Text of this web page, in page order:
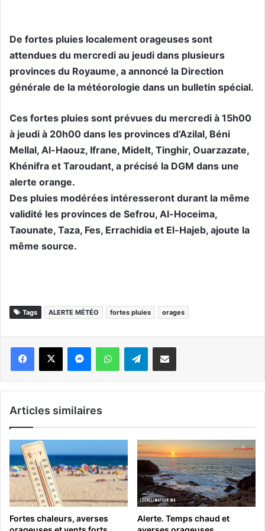
De fortes pluies localement orageuses sont
attendues du mercredi au jeudi dans plusieurs
provinces du Royaume, a annoncé la Direction
générale de la météorologie dans un bulletin spécial.
Ces fortes pluies sont prévues du mercredi à 15h00
à jeudi à 20h00 dans les provinces d’Azilal, Béni
Mellal, Al-Haouz, Ifrane, Midelt, Tinghir, Ouarzazate,
Khénifra et Taroudant, a précisé la DGM dans une
alerte orange.
Des pluies modérées intéresseront durant la même
validité les provinces de Sefrou, Al-Hoceima,
Taounate, Taza, Fes, Errachidia et El-Hajeb, ajoute la
même source.
Tags ALERTE MÉTÉO fortes pluies orages
WhatsApp Telegram
Articles similaires
Fortes chaleurs, averses
Alerte. Temps chaud et